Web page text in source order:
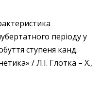
періоду у
ступеня канд.
/ Л.І. Глотка – Х.,